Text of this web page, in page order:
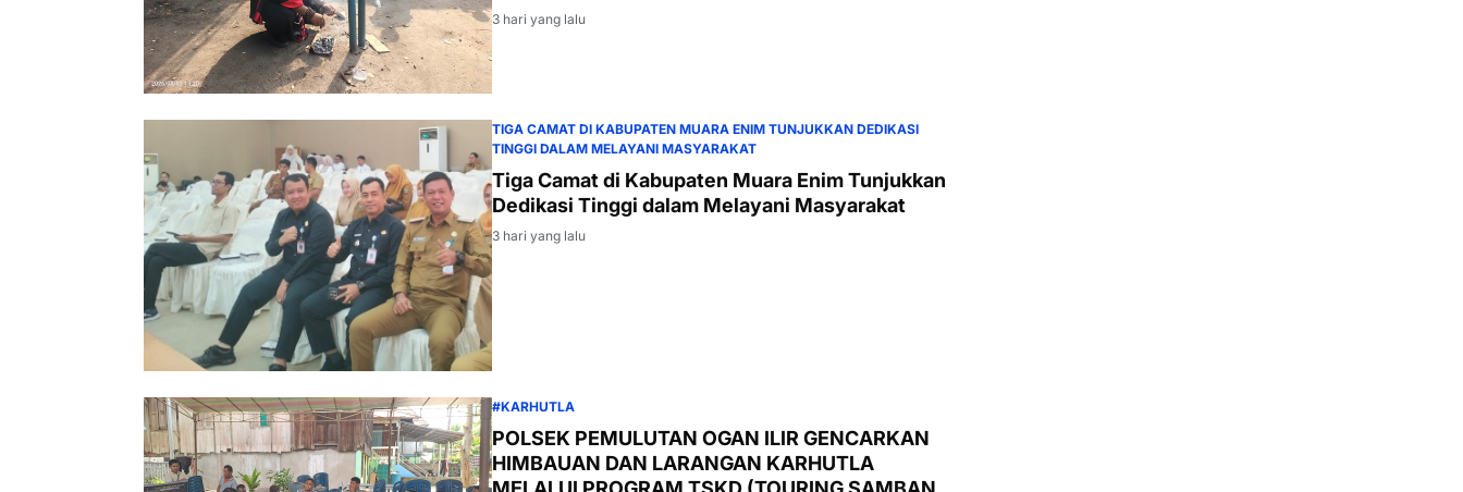
3 hari yang lalu
TIGA CAMAT DI KABUPATEN MUARA ENIM TUNJUKKAN DEDIKASI
TINGGI DALAM MELAYANI MASYARAKAT
Tiga Camat di Kabupaten Muara Enim Tunjukkan
Dedikasi Tinggi dalam Melayani Masyarakat
3 hari yang lalu
#KARHUTLA
POLSEK PEMULUTAN OGAN ILIR GENCARKAN
HIMBAUAN DAN LARANGAN KARHUTLA